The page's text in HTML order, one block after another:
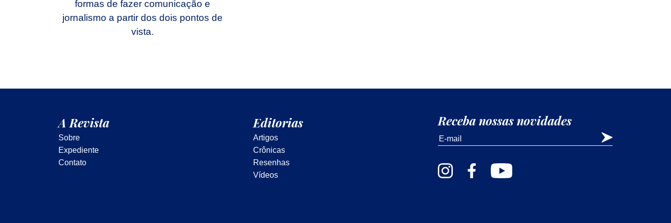
formas de fazer comunicação e
jornalismo a partir dos dois pontos de
vista.
A Revista
Sobre
Expediente
Contato
Editorias
Artigos
Crônicas
Resenhas
Vídeos
Receba nossas novidades